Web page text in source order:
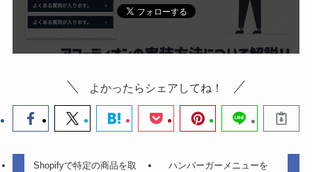
よかったらシェアしてね！
Shopifyで特定の商品を取
ハンバーガーメニューを